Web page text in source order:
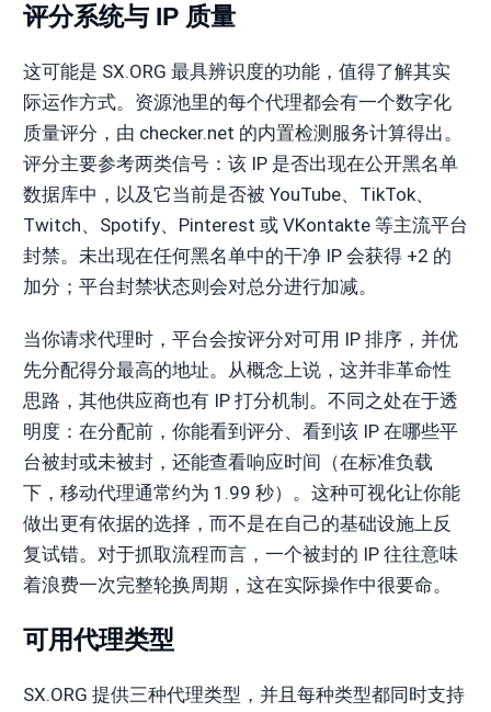
评分系统与 IP 质量
这可能是 SX.ORG 最具辨识度的功能，值得了解其实
际运作方式。资源池里的每个代理都会有一个数字化
质量评分，由 checker.net 的内置检测服务计算得出。
评分主要参考两类信号：该 IP 是否出现在公开黑名单
数据库中，以及它当前是否被 YouTube、TikTok、
Twitch、Spotify、Pinterest 或 VKontakte 等主流平台
封禁。未出现在任何黑名单中的干净 IP 会获得 +2 的
加分；平台封禁状态则会对总分进行加减。
当你请求代理时，平台会按评分对可用 IP 排序，并优
先分配得分最高的地址。从概念上说，这并非革命性
思路，其他供应商也有 IP 打分机制。不同之处在于透
明度：在分配前，你能看到评分、看到该 IP 在哪些平
台被封或未被封，还能查看响应时间（在标准负载
下，移动代理通常约为 1.99 秒）。这种可视化让你能
做出更有依据的选择，而不是在自己的基础设施上反
复试错。对于抓取流程而言，一个被封的 IP 往往意味
着浪费一次完整轮换周期，这在实际操作中很要命。
可用代理类型
SX.ORG 提供三种代理类型，并且每种类型都同时支持